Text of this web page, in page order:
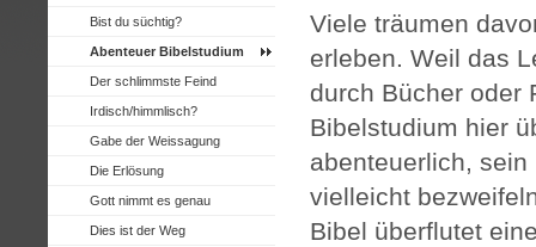
Bist du süchtig?
Abenteuer Bibelstudium
Der schlimmste Feind
Irdisch/himmlisch?
Gabe der Weissagung
Die Erlösung
Gott nimmt es genau
Dies ist der Weg
Viele träumen
erleben. Weil das
durch Bücher oder
Bibelstudium hier
abenteuerlich,
vielleicht
Bibel überflutet